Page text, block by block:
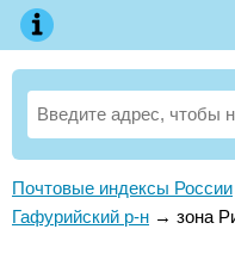
Почтовые индексы России
Гафурийский р-н → зона